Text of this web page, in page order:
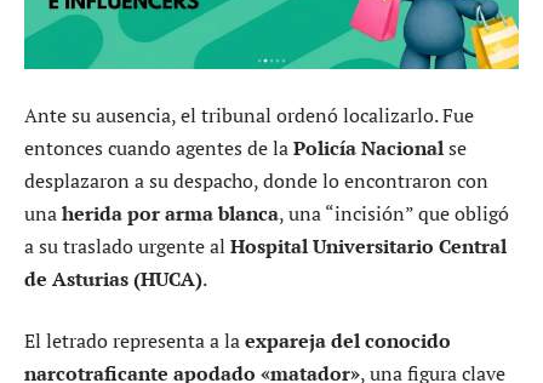
Ante su ausencia, el tribunal ordenó localizarlo. Fue
entonces cuando agentes de laPolicía Nacionalse
desplazaron a su despacho, donde lo encontraron con
unaherida por arma blanca, una “incisión” que obligó
a su traslado urgente al Hospital Universitario Central
de Asturias (HUCA).
El letrado representa a laexpareja del conocido
narcotraficante apodado «matador», una figura clave